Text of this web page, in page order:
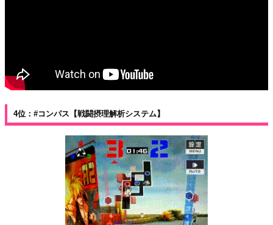
4位：#コンパス【戦闘摂理解析システム】